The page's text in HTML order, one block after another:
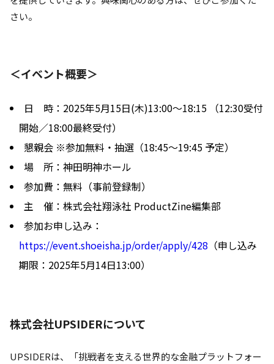
さい。
＜イベント概要＞
日 時：2025年5月15日(木)13:00～18:15 （12:30受付
開始／18:00最終受付）
懇親会 ※参加無料・抽選（18:45～19:45 予定）
場 所：神田明神ホール
参加費：無料（事前登録制）
主 催：株式会社翔泳社 ProductZine編集部
参加お申し込み：
https://event.shoeisha.jp/order/apply/428 （申し込み
期限：2025年5月14日13:00）
株式会社UPSIDERについて
UPSIDERは、「挑戦者を支える世界的な金融プラットフォー